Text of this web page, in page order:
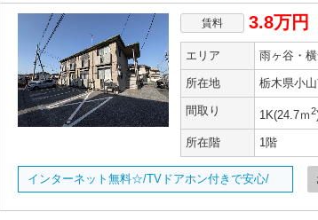
賃料 3.8万円
エリア 雨ヶ谷・
所在地 栃木県小
間取り 1K(24.7ｍ2
所在階 1階
インターネット無料☆/TVドアホン付きで安心/